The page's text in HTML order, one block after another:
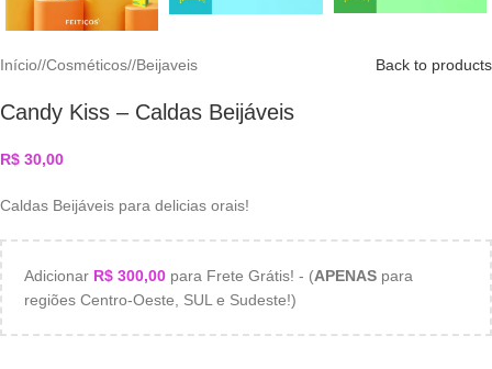
Início/ Cosméticos/ Beijaveis Back to products
Candy Kiss – Caldas Beijáveis
R$ 30,00
Caldas Beijáveis para delicias orais!
Adicionar R$ 300,00 para Frete Grátis! - (APENAS para
regiões Centro-Oeste, SUL e Sudeste!)